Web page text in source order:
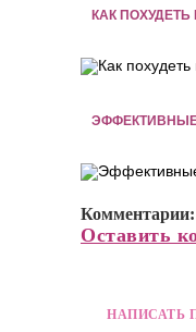
КАК
ЭФФЕКТИВНЫЕ
Комментарии:
Оставить
НАПИСАТЬ